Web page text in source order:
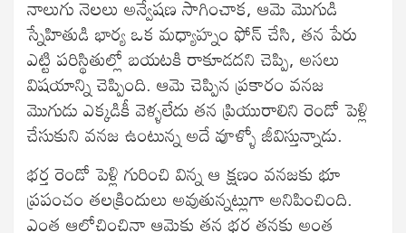
నాలుగు నెలలు అన్వేషణ సాగించాక, ఆమె మొగుడి
స్నేహితుడి భార్య ఒక మధ్యాహ్నం ఫోన్ చేసి, తన పేరు
ఎట్టి పరిస్థితుల్లో బయటకి రాకూడదని చెప్పి, అసలు
విషయాన్ని చెప్పింది. ఆమె చెప్పిన ప్రకారం వనజ
మొగుడు ఎక్కడికీ వెళ్ళలేదు తన ప్రియురాలిని రెండో పెళ్లి
చేసుకుని వనజ ఉంటున్న అదే వూళ్ళో జీవిస్తున్నాడు.
భర్త రెండో పెళ్లి గురించి విన్న ఆ క్షణం వనజకు భూ
ప్రపంచం తలక్రిందులు అవుతున్నట్లుగా అనిపించింది.
ఎంత ఆలోచించినా ఆమెకు తన భర్త తనకు అంత